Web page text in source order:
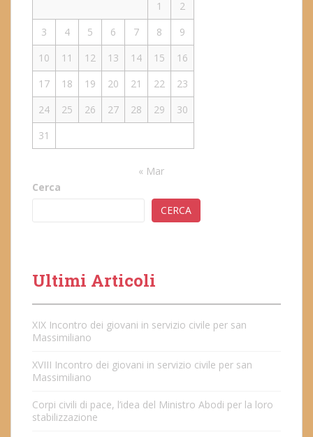
1
2
3
4 5 6 7 8
9
10
11 12 13 14 15
16
17
18 19 20 21 22
23
24
25 26 27 28 29
30
31
« Mar
Cerca
CERCA
Ultimi Articoli
XIX Incontro dei giovani in servizio civile per san
Massimiliano
XVIII Incontro dei giovani in servizio civile per san
Massimiliano
Corpi civili di pace, l’idea del Ministro Abodi per la loro
stabilizzazione